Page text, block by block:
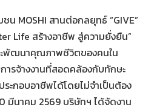
น MOSHI สานต่อกลยุทธ์ “GIVE”
Life สร้างอาชีพ สู่ความยั่งยืน”
พัฒนาคุณภาพชีวิตของคนใน
ารจ้างงานที่สอดคล้องกับทักษะ
ะกอบอาชีพได้โดยไม่จำเป็นต้อง
มีนาคม 2569 บริษัทฯ ได้จัดงาน